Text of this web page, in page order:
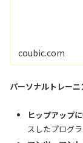
coubic.com
パーソナルトレーニ
ヒップアップ
スしたプログ